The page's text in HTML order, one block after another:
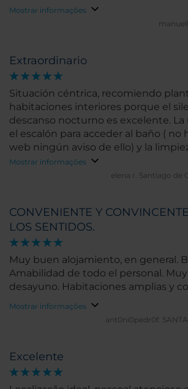
Excelente
Mostrar informações
Extraordinario
Situación céntrica, recomiendo
habitaciones interiores porque el
descanso nocturno es excelente. La
el escalón para acceder al baño ( no
web ningún aviso de ello) y la
nuestra llegada podría ser mejor (
chicle pegado en el bote de
pero antiguo, y deberían informar
ascensor y tampoco cargador para
Son detalles, pero la estancia ha sido
repetiré sin duda.
Mostrar informações
elena r. Santiago de
CONVENIENTE Y
LOS SENTIDOS.
Muy buen alojamiento, en general.
Amabilidad de todo el personal.
desayuno. Habitaciones amplias y
Mostrar informações
ant0ni0pedr0f.